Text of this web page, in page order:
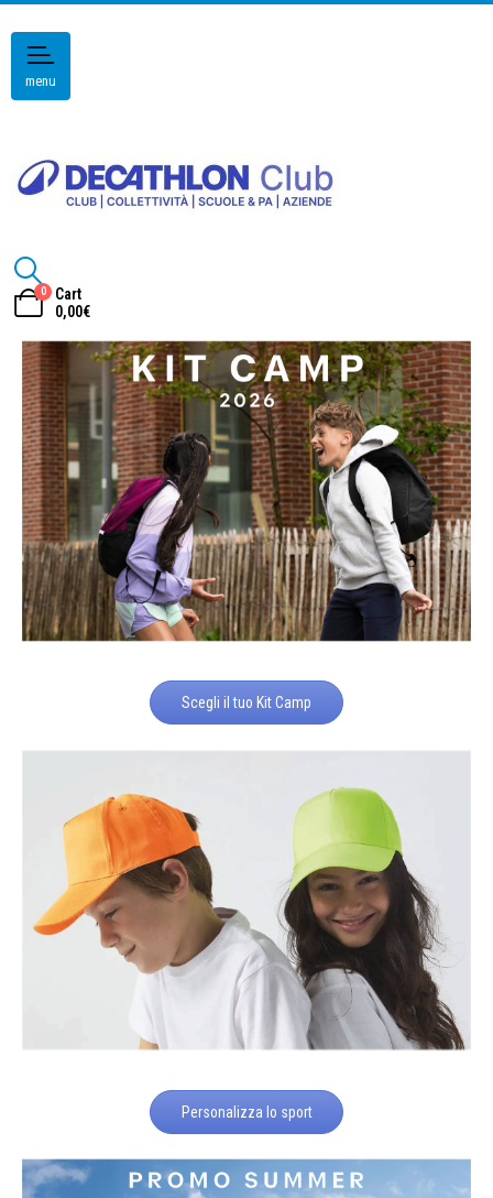
menu
0
Cart
0,00€
Scegli il tuo Kit Camp
Personalizza lo sport